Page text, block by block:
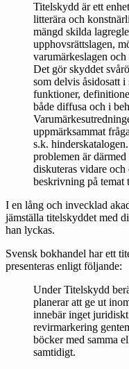
Titelskydd är ett
litterära och
mängd skilda
upphovsrättslagen,
varumärkeslagen
Det gör skyddet
som delvis åsidosatt
funktioner,
både diffusa och i
uppmärksammat
s.k.
problemen är
diskuteras vidare
beskrivning på temat
I en lång och invecklad
jämställa titelskyddet med
han lyckas.
Svensk bokhandel har ett
presenteras enligtföljande:
Under Titelskydd
planerar att ge ut
innebär inget
revirmarkering
böcker med samma
samtidigt.